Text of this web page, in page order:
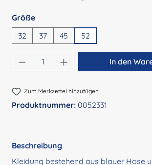
Größeauswählen
32
37 45 52
Produkt Anzahl: Gib den
In den
Zum Merkzettel hinzufügen
Produktnummer: 0052331
Beschreibung
Kleidung bestehend aus blauer Hose